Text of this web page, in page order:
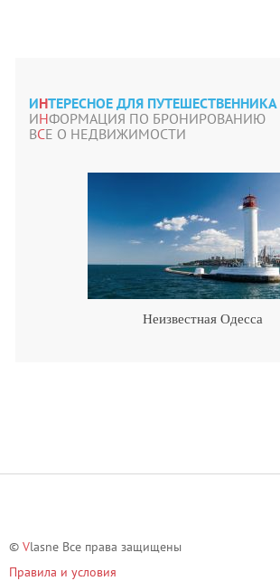
ИНТЕРЕСНОЕ ДЛЯ ПУТЕШЕСТВЕННИКА
ИНФОРМАЦИЯ ПО БРОНИРОВАНИЮ
ВСЕ О НЕДВИЖИМОСТИ
Неизвестная Одесса
© Vlasne Все права защищены
Правила и условия